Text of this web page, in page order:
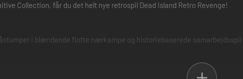
Collection, får du det helt nye retrospil Dead Island Retro Revenge!
i blændende flotte nærkampe og historiebaserede
indeholder det genredefinerende Dead Island og den udøde